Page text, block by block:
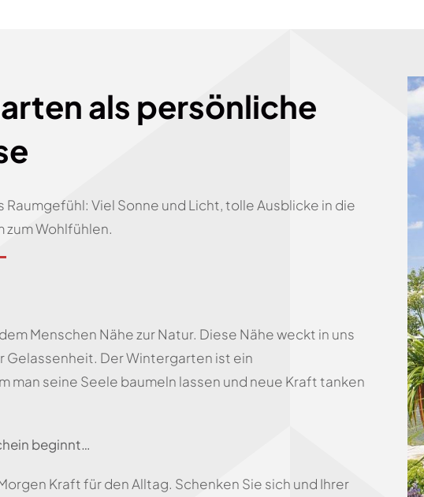
als persönliche
Raumgefühl: Viel Sonne und Licht, tolle Ausblicke in die
zum Wohlfühlen.
Menschen Nähe zur Natur. Diese Nähe weckt in uns
Gelassenheit. Der Wintergarten ist ein
man seine Seele baumeln lassen und neue Kraft tanken
beginnt…
Kraft für den Alltag. Schenken Sie sich und Ihrer